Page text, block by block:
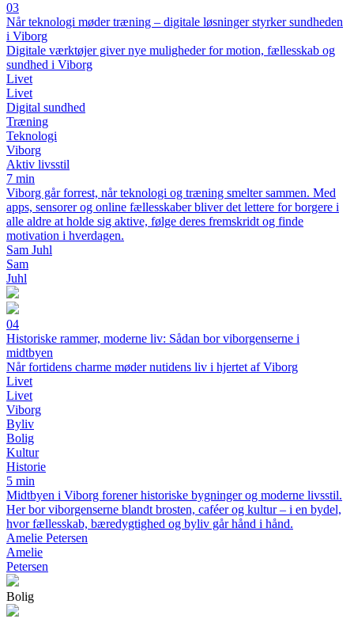
03
Når teknologi møder træning – digitale løsninger styrker sundheden
i Viborg
Digitale værktøjer giver nye muligheder for motion, fællesskab og
sundhed i Viborg
Livet
Livet
Digital sundhed
Træning
Teknologi
Viborg
Aktiv livsstil
7 min
Viborg går forrest, når teknologi og træning smelter sammen. Med
apps, sensorer og online fællesskaber bliver det lettere for borgere i
alle aldre at holde sig aktive, følge deres fremskridt og finde
motivation i hverdagen.
Sam Juhl
Sam
Juhl
04
Historiske rammer, moderne liv: Sådan bor viborgenserne i
midtbyen
Når fortidens charme møder nutidens liv i hjertet af Viborg
Livet
Livet
Viborg
Byliv
Bolig
Kultur
Historie
5 min
Midtbyen i Viborg forener historiske bygninger og moderne livsstil.
Her bor viborgenserne blandt brosten, caféer og kultur – i en bydel,
hvor fællesskab, bæredygtighed og byliv går hånd i hånd.
Amelie Petersen
Amelie
Petersen
Bolig